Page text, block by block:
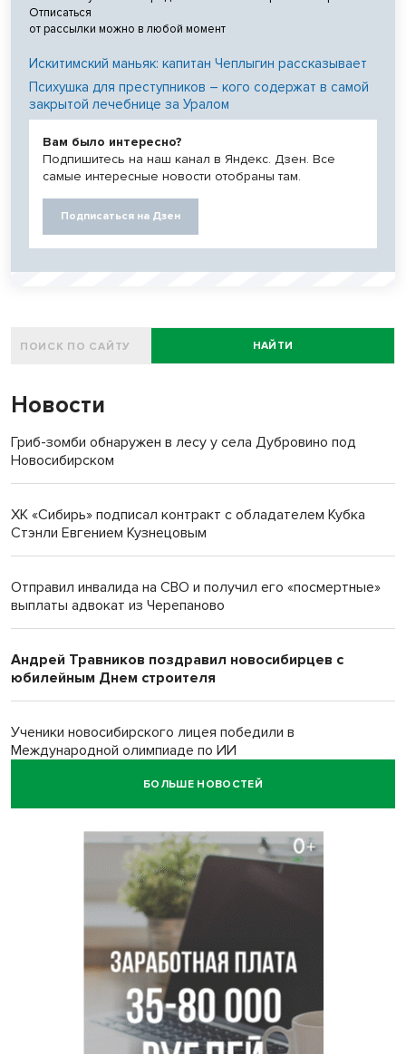
Отписаться
от рассылки можно в любой момент
Искитимский маньяк: капитан Чеплыгин рассказывает
Психушка для преступников – кого содержат в самой
закрытой лечебнице за Уралом
Вам было интересно?
Подпишитесь на наш канал в Яндекс. Дзен. Все
самые интересные новости отобраны там.
Подписаться на Дзен
НАЙТИ
Новости
Гриб-зомби обнаружен в лесу у села Дубровино под
Новосибирском
ХК «Сибирь» подписал контракт с обладателем Кубка
Стэнли Евгением Кузнецовым
Отправил инвалида на СВО и получил его «посмертные»
выплаты адвокат из Черепаново
Андрей Травников поздравил новосибирцев с
юбилейным Днем строителя
Ученики новосибирского лицея победили в
Международной олимпиаде по ИИ
Остановку электричек о.п. Радуга Сибири начали строить
Транспортная прокуратура проверит S7 после инцидента
в аэропорту Норильска
500 литров ухи сварили новосибирцам на
Бугринском пляже
Под Новосибирском двое пострадали в ДТП с
перевернувшейся «ГАЗелью»
БОЛЬШЕ НОВОСТЕЙ